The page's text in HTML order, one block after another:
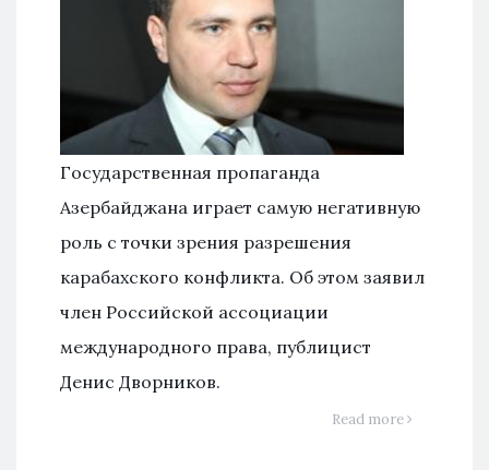
Государственная пропаганда
Азербайджана играет самую негативную
роль с точки зрения разрешения
карабахского конфликта. Об этом заявил
член Российской ассоциации
международного права, публицист
Денис Дворников.
Read more